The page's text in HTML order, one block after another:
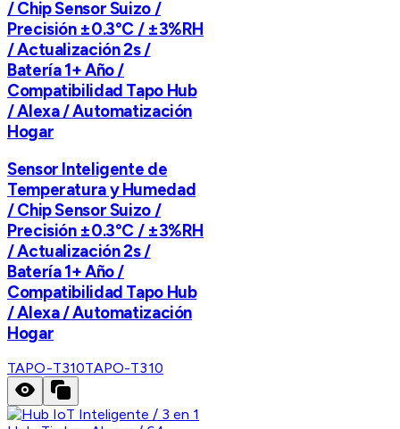
/ Chip Sensor Suizo /
Precisión ±0.3°C / ±3%RH
/ Actualización 2s /
Batería 1+ Año /
Compatibilidad Tapo Hub
/ Alexa / Automatización
Hogar
Sensor Inteligente de
Temperatura y Humedad
/ Chip Sensor Suizo /
Precisión ±0.3°C / ±3%RH
/ Actualización 2s /
Batería 1+ Año /
Compatibilidad Tapo Hub
/ Alexa / Automatización
Hogar
TAPO-T310TAPO-T310